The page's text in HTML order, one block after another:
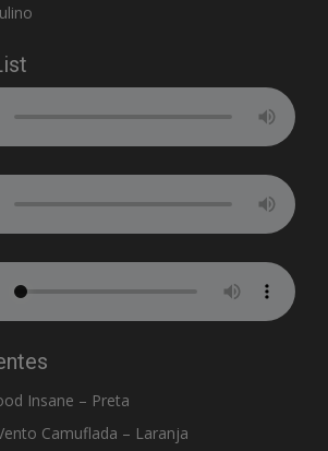
Insane – Preta
Camuflada – Laranja